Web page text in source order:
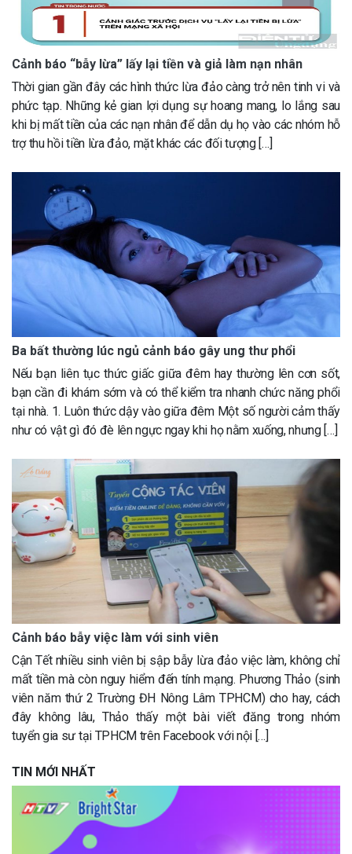
Cảnh báo “bẫy lừa” lấy lại tiền và giả làm nạn nhân
Thời gian gần đây các hình thức lừa đảo càng trở nên tinh vi và
phức tạp. Những kẻ gian lợi dụng sự hoang mang, lo lắng sau
khi bị mất tiền của các nạn nhân để dẫn dụ họ vào các nhóm hỗ
trợ thu hồi tiền lừa đảo, mặt khác các đối tượng […]
Ba bất thường lúc ngủ cảnh báo gây ung thư phổi
Nếu bạn liên tục thức giấc giữa đêm hay thường lên cơn sốt,
bạn cần đi khám sớm và có thể kiểm tra nhanh chức năng phổi
tại nhà. 1. Luôn thức dậy vào giữa đêm Một số người cảm thấy
như có vật gì đó đè lên ngực ngay khi họ nằm xuống, nhưng […]
Cảnh báo bẫy việc làm với sinh viên
Cận Tết nhiều sinh viên bị sập bẫy lừa đảo việc làm, không chỉ
mất tiền mà còn nguy hiểm đến tính mạng. Phương Thảo (sinh
viên năm thứ 2 Trường ĐH Nông Lâm TPHCM) cho hay, cách
đây không lâu, Thảo thấy một bài viết đăng trong nhóm
tuyển gia sư tại TPHCM trên Facebook với nội […]
TIN MỚI NHẤT